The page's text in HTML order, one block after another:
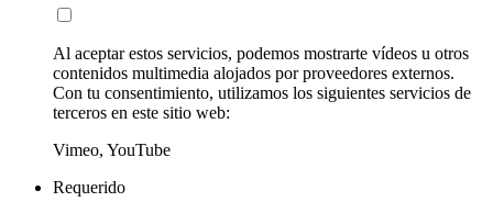
Al aceptar estos servicios, podemos mostrarte vídeos u otros
contenidos multimedia alojados por proveedores externos.
Con tu consentimiento, utilizamos los siguientes servicios de
terceros en este sitio web:
Vimeo, YouTube
Requerido